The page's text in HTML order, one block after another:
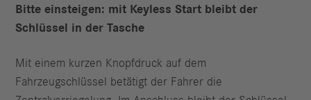
Bitte einsteigen: mit Keyless Start bleibt der
Schlüssel in der Tasche
Mit einem kurzen Knopfdruck auf dem
Fahrzeugschlüssel betätigt der Fahrer die